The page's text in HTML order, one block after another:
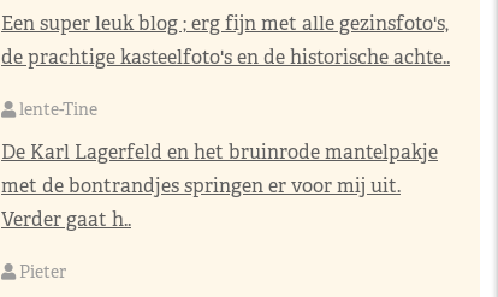
Een super leuk blog ; erg fijn met alle gezinsfoto's,
de prachtige kasteelfoto's en de historische achte..
lente-Tine
De Karl Lagerfeld en het bruinrode mantelpakje
met de bontrandjes springen er voor mij uit.
Verder gaat h..
Pieter